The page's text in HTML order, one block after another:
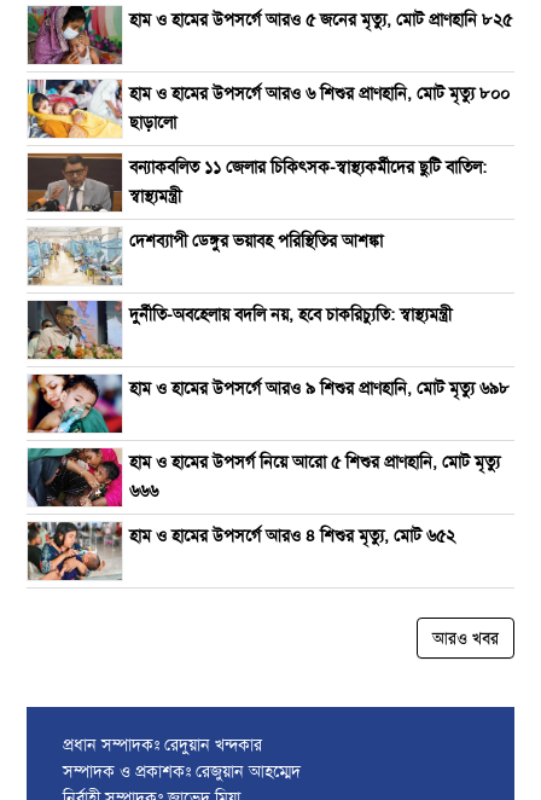
হাম ও হামের উপসর্গে আরও ৫ জনের মৃত্যু, মোট প্রাণহানি ৮২৫
হাম ও হামের উপসর্গে আরও ৬ শিশুর প্রাণহানি, মোট মৃত্যু ৮০০
ছাড়ালো
বন্যাকবলিত ১১ জেলার চিকিৎসক-স্বাস্থ্যকর্মীদের ছুটি বাতিল:
স্বাস্থ্যমন্ত্রী
দেশব্যাপী ডেঙ্গুর ভয়াবহ পরিস্থিতির আশঙ্কা
দুর্নীতি-অবহেলায় বদলি নয়, হবে চাকরিচ্যুতি: স্বাস্থ্যমন্ত্রী
হাম ও হামের উপসর্গে আরও ৯ শিশুর প্রাণহানি, মোট মৃত্যু ৬৯৮
হাম ও হামের উপসর্গ নিয়ে আরো ৫ শিশুর প্রাণহানি, মোট মৃত্যু
৬৬৬
হাম ও হামের উপসর্গে আরও ৪ শিশুর মৃত্যু, মোট ৬৫২
আরও খবর
প্রধান সম্পাদকঃ রেদুয়ান খন্দকার
সম্পাদক ও প্রকাশকঃ রেজুয়ান আহম্মেদ